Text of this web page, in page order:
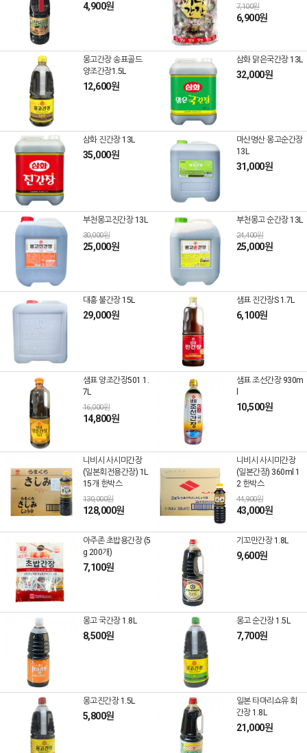
4,900원 7,100원
6,900원
몽고간장 송표골드
양조간장1.5L
12,600원
삼화 맑은국간장 13L
32,000원
삼화 진간장 13L
35,000원
마산명산 몽고순간장
13L
31,000원
부천몽고진간장 13L
30,000원
25,000원
부천몽고 순간장 13L
24,400원
25,000원
대흥 불간장 15L
29,000원
샘표 진간장S 1.7L
6,100원
샘표 양조간장501 1.
7L
16,000원
14,800원
샘표 조선간장 930m
10,500원
니비시 사시미간장
(일본회전용간장) 1L
15개 한박스
130,000원
128,000원
니비시 사시미간장
(일본간장) 360ml 1
2 한박스
44,900원
43,000원
아주존 초밥용간장 (5
g 200개)
7,100원
기꼬만간장 1.8L
9,600원
몽고 국간장 1.8L
8,500원
몽고 순간장 1.5L
7,700원
몽고진간장 1.5L
5,800원
일본 타마리쇼유 회
간장 1.8L
21,000원